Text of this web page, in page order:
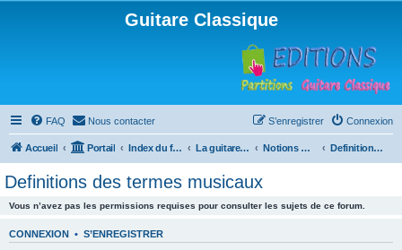
Guitare Classique
FAQ Nous contacter Connexion
S’enregistrer
Accueil Portail Index du forum La guitare : instrument, cours et théorie Notions musicales Definitions des termes musicaux
Definitions des termes musicaux
Vous n’avez pas les permissions requises pour consulter les sujets de ce forum.
CONNEXION • S’ENREGISTRER